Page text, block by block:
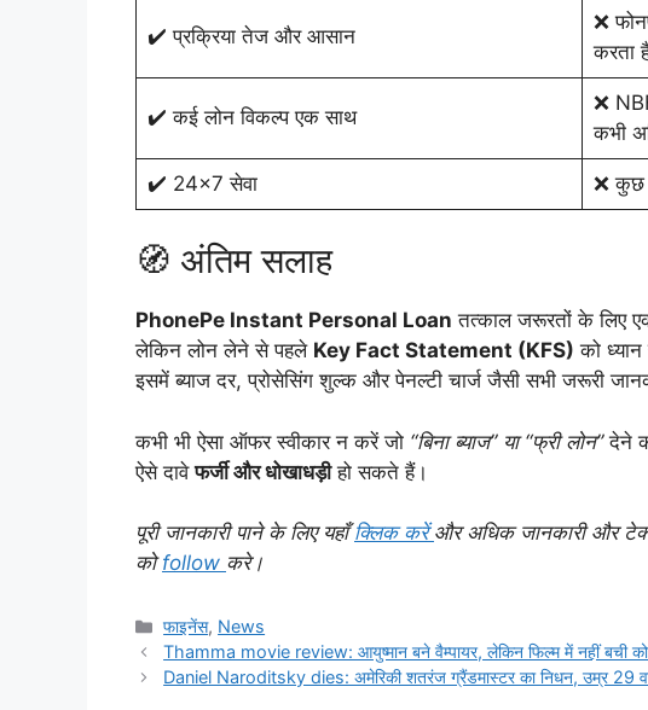
✔️ प्रक्रिया तेज और आसान
❌
करता
✔️ कई लोन विकल्प एक साथ
❌
कभी
✔️ 24×7 सेवा ❌ कुछ
🧭 अंतिम सलाह
PhonePe Instant Personal Loan तत्काल जरूरतों के लिए
लेकिन लोन लेने से पहले Key Fact Statement (KFS) को
इसमें ब्याज दर, प्रोसेसिंग शुल्क और पेनल्टी चार्ज जैसी सभी जरूरी
कभी भी ऐसा ऑफर स्वीकार न करें जो “बिना ब्याज” या “फ्री लोन”देने
ऐसे दावेफर्जी और धोखाधड़ीहो सकते हैं।
पूरी जानकारी पाने के लिए यहाँक्लिक करेंऔर अधिक जानकारी और
कोfollow करे।
Categories
फाइनेंस, News
Thamma movie review: आयुष्मान बने वैम्पायर, लेकिन फिल्म में नहीं बची
Daniel Naroditsky dies: अमेरिकी शतरंज ग्रैंडमास्टर का निधन, उम्र 29